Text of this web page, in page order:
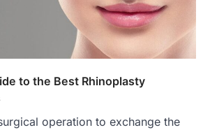
to the Best Rhinoplasty
operation to exchange the